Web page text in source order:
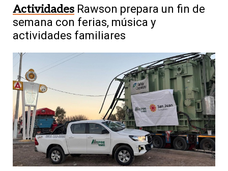
Actividades Rawson prepara un fin de
semana con ferias, música y
actividades familiares